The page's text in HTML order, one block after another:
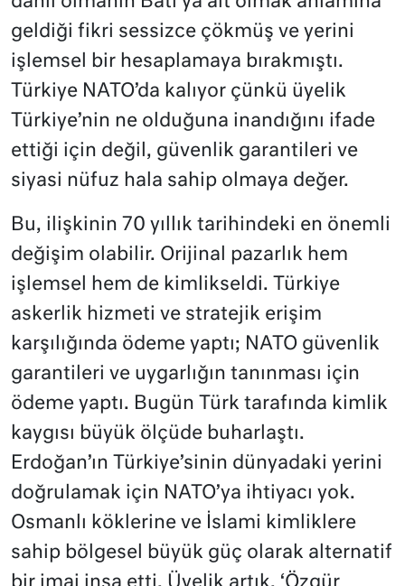
geldiği fikri sessizce çökmüş ve yerini
işlemsel bir hesaplamaya bırakmıştı.
Türkiye NATO’da kalıyor çünkü üyelik
Türkiye’nin ne olduğuna inandığını ifade
ettiği için değil, güvenlik garantileri ve
siyasi nüfuz hala sahip olmaya değer.
Bu, ilişkinin 70 yıllık tarihindeki en önemli
değişim olabilir. Orijinal pazarlık hem
işlemsel hem de kimlikseldi. Türkiye
askerlik hizmeti ve stratejik erişim
karşılığında ödeme yaptı; NATO güvenlik
garantileri ve uygarlığın tanınması için
ödeme yaptı. Bugün Türk tarafında kimlik
kaygısı büyük ölçüde buharlaştı.
Erdoğan’ın Türkiye’sinin dünyadaki yerini
doğrulamak için NATO’ya ihtiyacı yok.
Osmanlı köklerine ve İslami kimliklere
sahip bölgesel büyük güç olarak alternatif